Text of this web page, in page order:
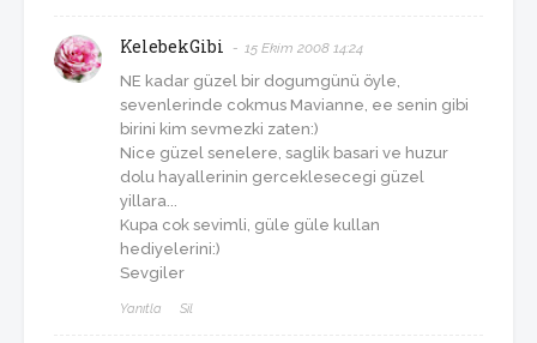
KelebekGibi 15 Ekim 2008 14:24
NE kadar güzel bir dogumgünü öyle,
sevenlerinde cokmus Mavianne, ee senin gibi
birini kim sevmezki zaten:)
Nice güzel senelere, saglik basari ve huzur
dolu hayallerinin gerceklesecegi güzel
yillara...
Kupa cok sevimli, güle güle kullan
hediyelerini:)
Sevgiler
Yanıtla Sil